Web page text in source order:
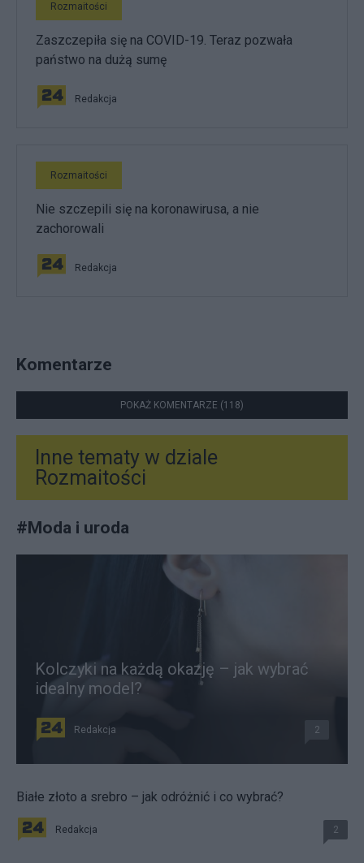
Rozmaitości
Zaszczepiła się na COVID-19. Teraz pozwała
państwo na dużą sumę
Redakcja
Rozmaitości
Nie szczepili się na koronawirusa, a nie
zachorowali
Redakcja
Komentarze
POKAŻ KOMENTARZE (118)
Inne tematy w dziale
Rozmaitości
#Moda i uroda
Kolczyki na każdą okazję – jak wybrać
idealny model?
Redakcja 2
Białe złoto a srebro – jak odróżnić i co wybrać?
Redakcja 2